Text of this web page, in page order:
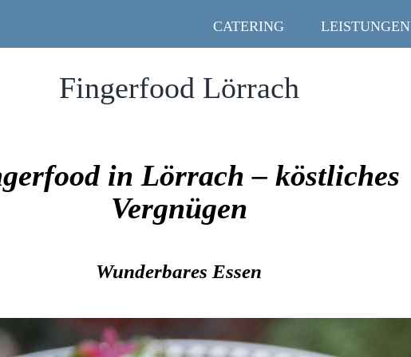
CATERING LEISTUNGEN
Fingerfood Lörrach
in Lörrach – köstliches
Vergnügen
Wunderbares Essen